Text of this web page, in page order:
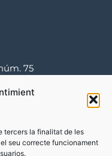
tercers la finalitat de les
seu correcte funcionament
75